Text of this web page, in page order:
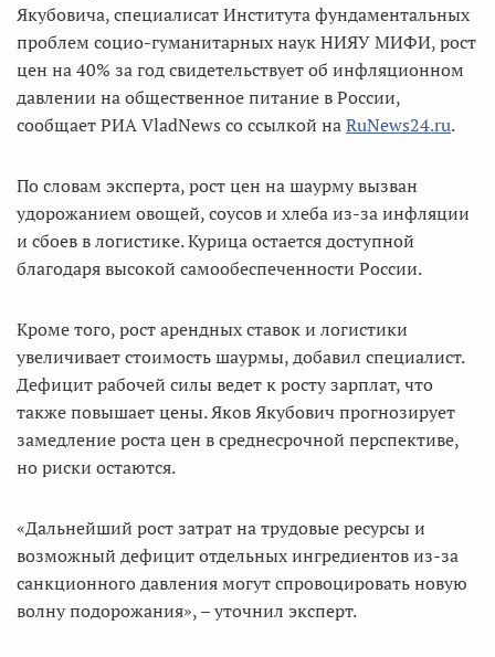
Якубовича, специалисат Института фундаментальных
проблем социо-гуманитарных наук НИЯУ МИФИ, рост
цен на 40% за год свидетельствует об инфляционном
давлении на общественное питание в России,
сообщает РИА VladNews со ссылкой наRuNews24.ru.
По словам эксперта, рост цен на шаурму вызван
удорожанием овощей, соусов и хлеба из-за инфляции
и сбоев в логистике. Курица остается доступной
благодаря высокой самообеспеченности России.
Кроме того, рост арендных ставок и логистики
увеличивает стоимость шаурмы, добавил специалист.
Дефицит рабочей силы ведет к росту зарплат, что
также повышает цены. Яков Якубович прогнозирует
замедление роста цен в среднесрочной перспективе,
но риски остаются.
«Дальнейший рост затрат на трудовые ресурсы и
возможный дефицит отдельных ингредиентов из-за
санкционного давления могут спровоцировать новую
волну подорожания», – уточнил эксперт.